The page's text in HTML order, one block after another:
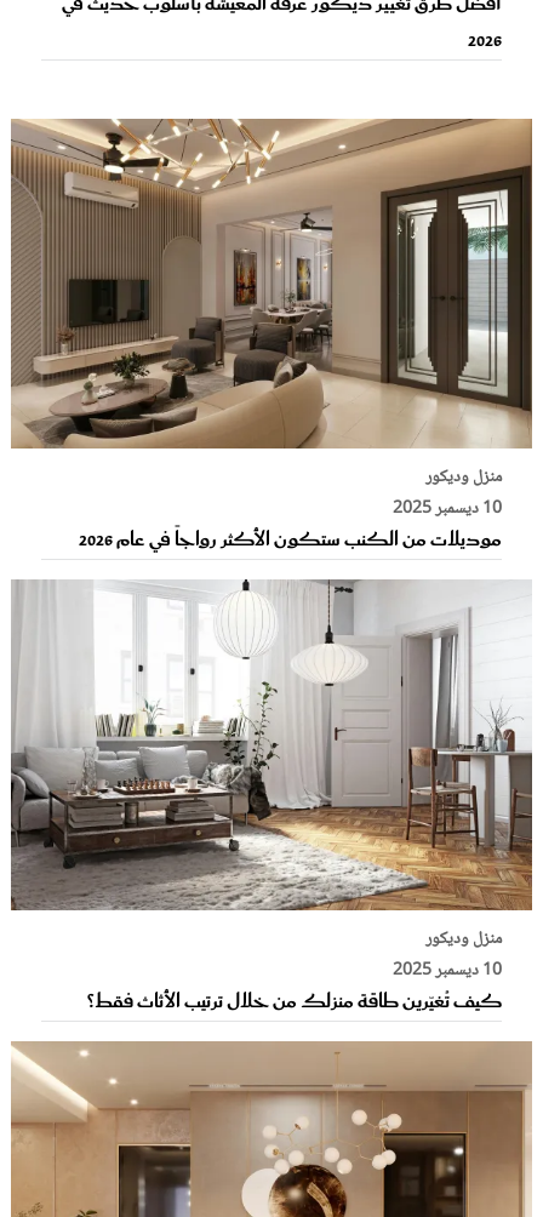
2026
منزل وديكور
10 ديسمبر 2025
موديلات من الكنب ستكون الأكثر رواجاً في عام 2026
منزل وديكور
10 ديسمبر 2025
كيف تُغيّرين طاقة منزلك من خلال ترتيب الأثاث فقط؟